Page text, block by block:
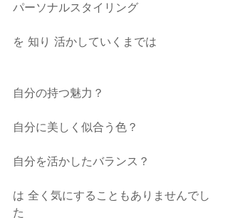
パーソナルスタイリング
を 知り 活かしていくまでは
自分の持つ魅力？
自分に美しく似合う色？
自分を活かしたバランス？
は 全く気にすることもありませんでし
た